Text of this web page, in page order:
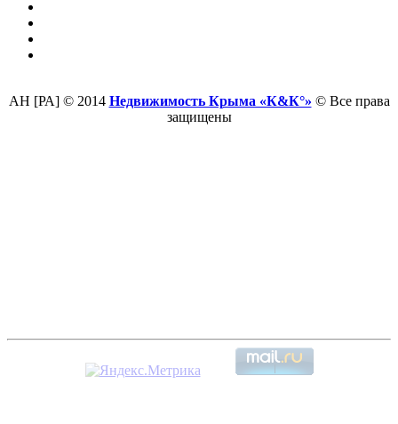
АН [РА] © 2014 Недвижимость Крыма «К&К°» © Все права
защищены